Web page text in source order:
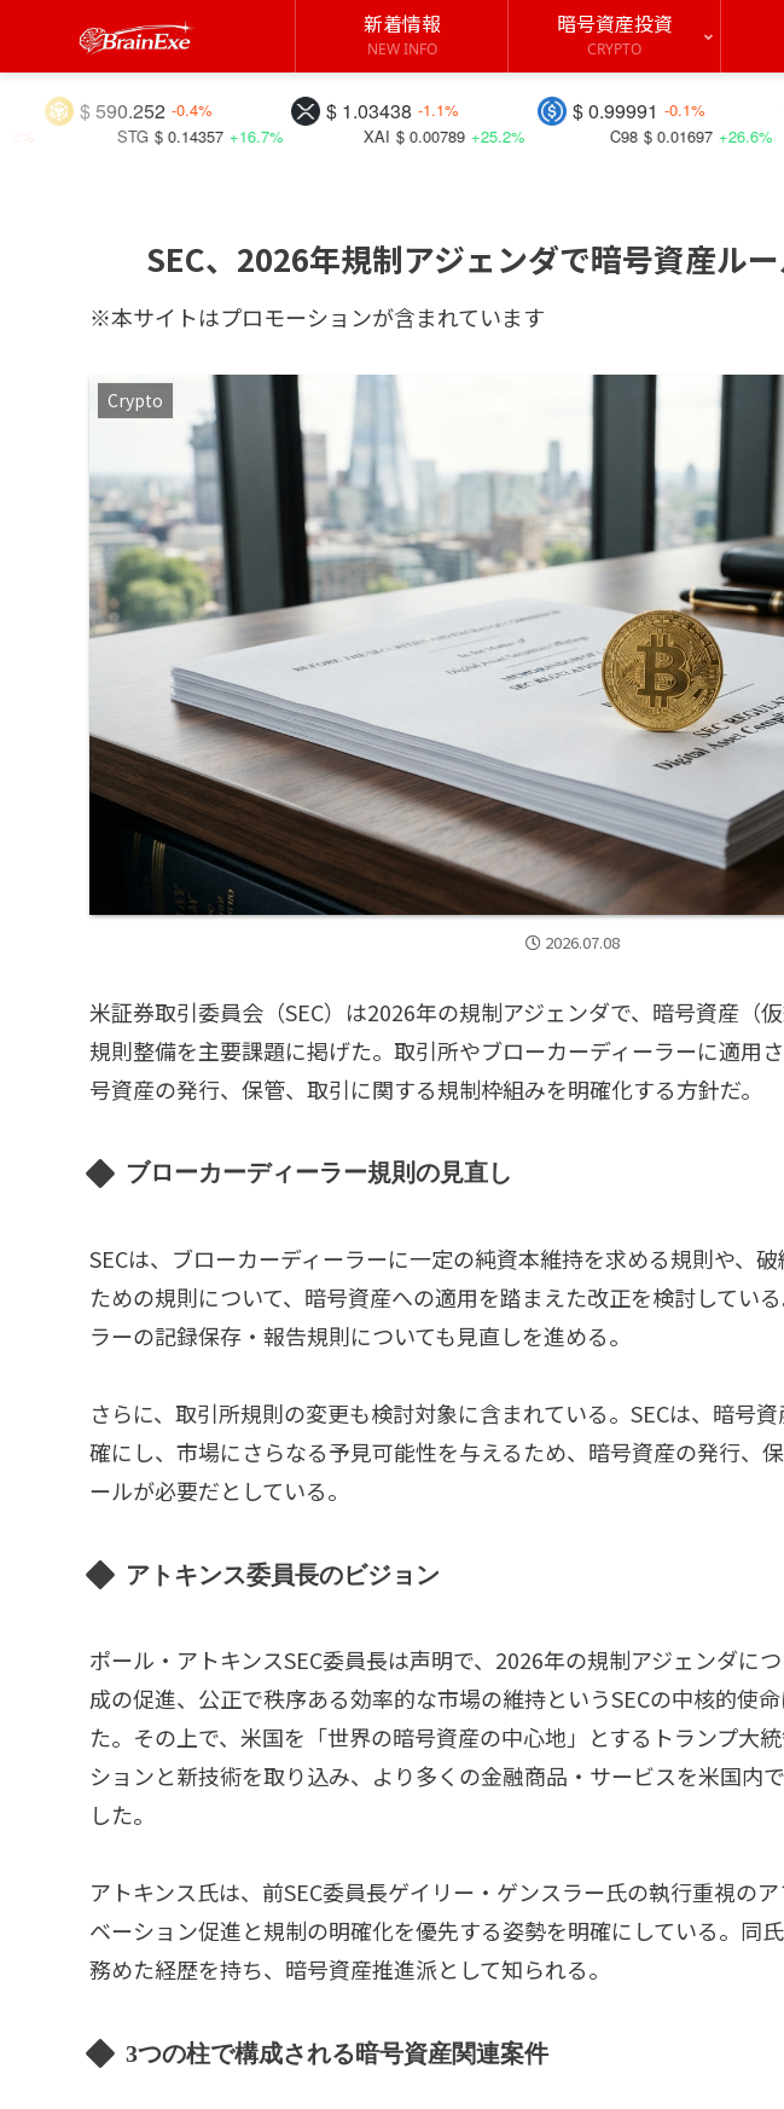
新着情報
NEW INFO
暗号資産投資
CRYPTO
$ 0.99984
$ 0.99991 -0.1%
$ 1.03438 -1.1%
-0.4%
BITCOIN
C98 $ 0.01697 +26.6%
XAI $ 0.00789 +25.2%
$ 0.14357 +16.7%
SEC、2026年規制アジェンダで暗号資産ル
※本サイトはプロモーションが含まれています
Crypto
2026.07.08
米証券取引委員会（SEC）は2026年の規制アジェンダで、暗号資産（
規則整備を主要課題に掲げた。取引所やブローカーディーラーに適用
号資産の発行、保管、取引に関する規制枠組みを明確化する方針だ。
ブローカーディーラー規則の見直し
SECは、ブローカーディーラーに一定の純資本維持を求める規則や、
ための規則について、暗号資産への適用を踏まえた改正を検討してい
ラーの記録保存・報告規則についても見直しを進める。
さらに、取引所規則の変更も検討対象に含まれている。SECは、暗号
確にし、市場にさらなる予見可能性を与えるため、暗号資産の発行、
ールが必要だとしている。
アトキンス委員長のビジョン
ポール・アトキンスSEC委員長は声明で、2026年の規制アジェンダに
成の促進、公正で秩序ある効率的な市場の維持というSECの中核的使
た。その上で、米国を「世界の暗号資産の中心地」とするトランプ大
ションと新技術を取り込み、より多くの金融商品・サービスを米国内
した。
アトキンス氏は、前SEC委員長ゲイリー・ゲンスラー氏の執行重視の
ベーション促進と規制の明確化を優先する姿勢を明確にしている。同
務めた経歴を持ち、暗号資産推進派として知られる。
3つの柱で構成される暗号資産関連案件